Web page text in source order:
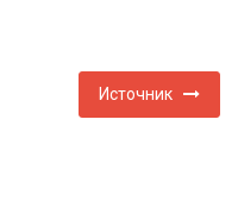
Источник